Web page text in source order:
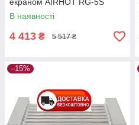
В наявності
4 413 ₴ 5 517 ₴
–15%